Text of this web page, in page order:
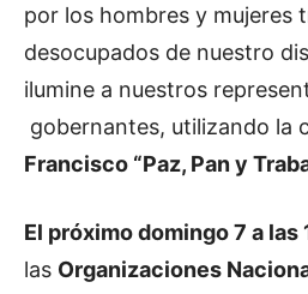
por los hombres y mujeres
desocupados de nuestro
ilumine a nuestros
gobernantes, utilizando la
Francisco “Paz, Pan y
El próximo domingo 7 a las
las Organizaciones